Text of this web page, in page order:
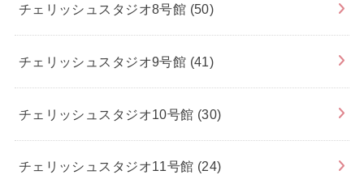
チェリッシュスタジオ8号館 (50)
チェリッシュスタジオ9号館 (41)
チェリッシュスタジオ10号館 (30)
チェリッシュスタジオ11号館 (24)